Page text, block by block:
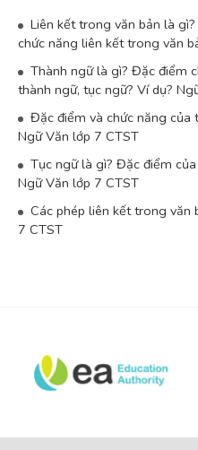
Liên kết trong văn bản là
chức năng liên kết trong văn
Thành ngữ là gì? Đặc điểm
thành ngữ, tục ngữ? Ví dụ?
Đặc điểm và chức năng của
Ngữ Văn lớp 7 CTST
Tục ngữ là gì? Đặc điểm
Ngữ Văn lớp 7 CTST
Các phép liên kết trong văn
7 CTST